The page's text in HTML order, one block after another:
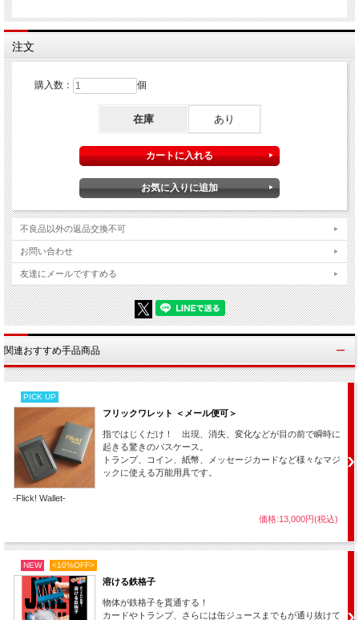
パスケースに入れたものが透明窓から見えた状態のまま指ではじくだ
白紙がお札になったり、名刺が印刷されたり、トランプが別のトラン
プになったり、絵が現れたり、コインが出現したり・・・パスケース
に入るものなら何でも使えますのでアイディア次第で色々なマジック
ができます。
注文
購入数： 個
在庫 あり
不良品以外の返品交換不可
お問い合わせ
友達にメールですすめる
関連おすすめ手品商品
PICK UP
フリックワレット ＜メール便可＞
指ではじくだけ！ 出現、消失、変化などが目の前で瞬時に
起きる驚きのパスケース。
トランプ、コイン、紙幣、メッセージカードなど様々なマジ
ックに使える万能用具です。
-Flick! Wallet-
価格:13,000円(税込)
NEW <10%OFF>
溶ける鉄格子
物体が鉄格子を貫通する！
カードやトランプ、さらには缶ジュースまでもが通り抜けて